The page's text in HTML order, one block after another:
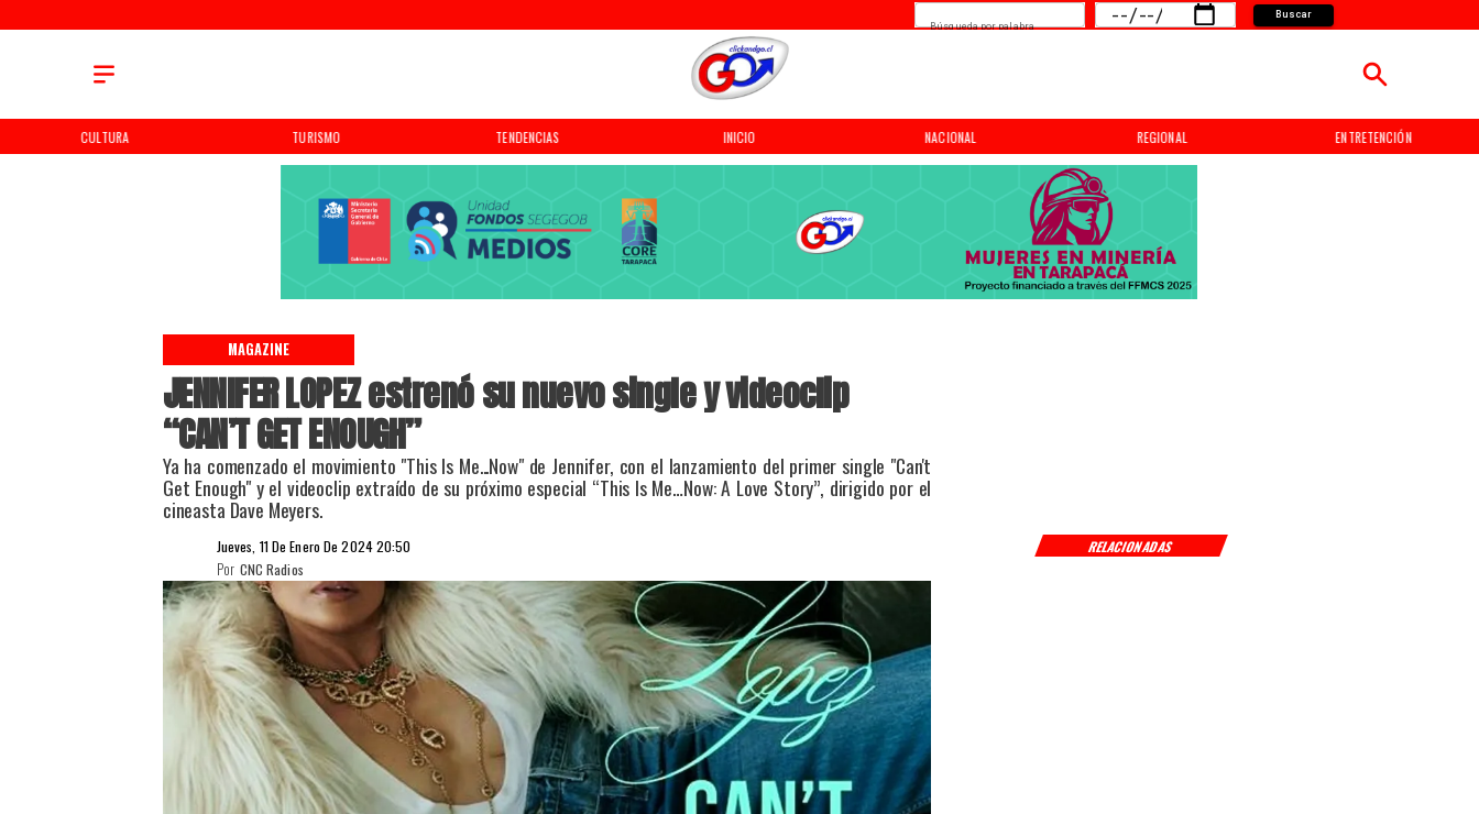
TURISMO TENDENCIAS INICIO NACIONAL REGIONAL ENTRETENCIÓN DEPORTES
Buscar
Búsqueda por palabra
JENNIFER LOPEZ estrenó su nuevo single y videoclip
“CAN’T GET ENOUGH”
​Ya ha comenzado el movimiento "This Is Me...Now" de Jennifer, con el lanzamiento del primer single "Can't
Get Enough" y el videoclip extraído de su próximo especial “This Is Me…Now: A Love Story”, dirigido por el
cineasta Dave Meyers.
MAGAZINE
RELACIONADAS
Jueves, 11 De Enero De 2024 20:50
CNC Radios
Por